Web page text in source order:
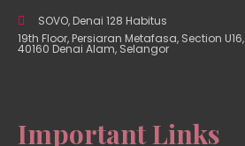
SOVO, Denai 128 Habitus
19th Floor, Persiaran Metafasa, Section U16,
40160 Denai Alam, Selangor
Important Links